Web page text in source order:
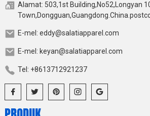
Alamat: 503,1st Building,No52,Longyan
E-mel: eddy@salatiapparel.com
E-mel: keyan@salatiapparel.com
Tel: +8613712921237